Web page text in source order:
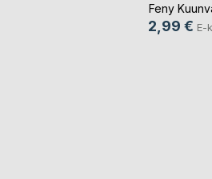
Feny
2,99 € E-